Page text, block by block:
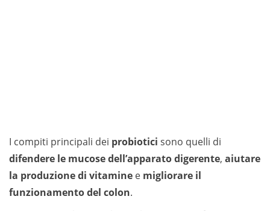
I compiti principali dei probiotici sono quelli di
difendere le mucose dell’apparato digerente, aiutare
la produzione di vitamine e migliorare il
funzionamento del colon.